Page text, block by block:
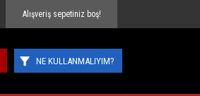
Alışveriş sepetiniz boş!
NE KULLANMALIYIM?